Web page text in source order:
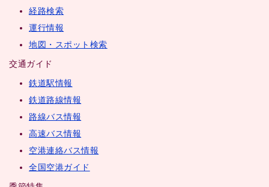
経路検索
運行情報
地図・スポット検索
交通ガイド
鉄道駅情報
鉄道路線情報
路線バス情報
高速バス情報
空港連絡バス情報
全国空港ガイド